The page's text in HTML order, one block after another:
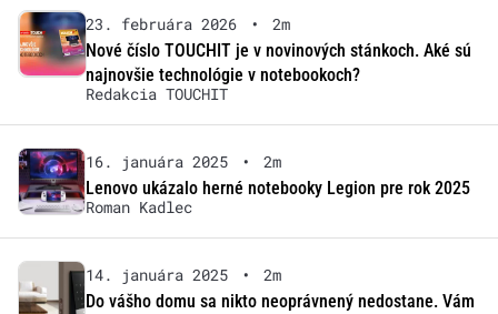
23. februára 2026 •
2m
Nové číslo TOUCHIT je v novinových stánkoch. Aké sú
najnovšie technológie v notebookoch?
Redakcia TOUCHIT
16. januára 2025 •
2m
Lenovo ukázalo herné notebooky Legion pre rok 2025
Roman Kadlec
14. januára 2025 •
2m
Do vášho domu sa nikto neoprávnený nedostane. Vám